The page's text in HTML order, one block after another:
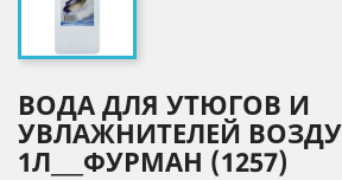
ВОДА ДЛЯ УТЮГОВ И
УВЛАЖНИТЕЛЕЙ
1Л___ФУРМАН (1257)